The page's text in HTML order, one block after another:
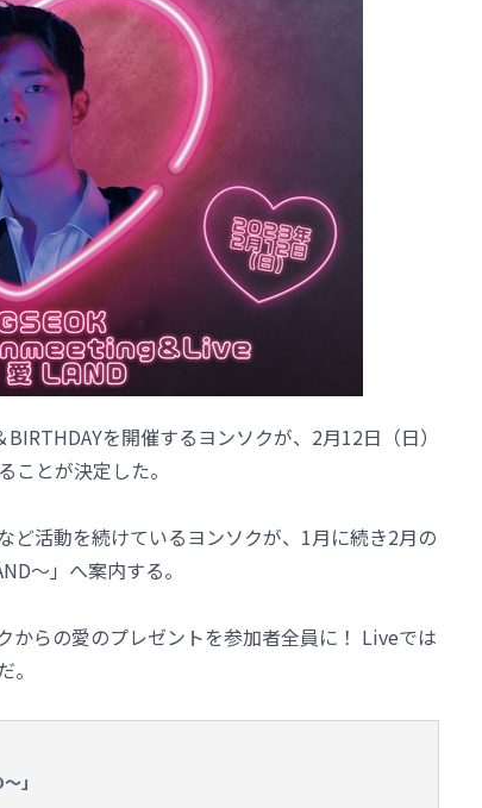
を開催するヨンソクが、2月12日（日）
とが決定した。
ど活動を続けているヨンソクが、1月に続き2月の
～」へ案内する。
からの愛のプレゼントを参加者全員に！ Liveでは
」